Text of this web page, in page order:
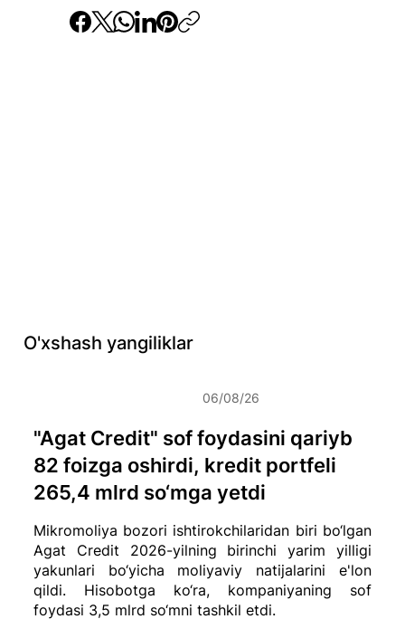
O'xshash yangiliklar
Mikromoliya bozori ishtirokchilaridan biri bo‘lgan
Agat Credit 2026-yilning birinchi yarim yilligi
yakunlari bo‘yicha moliyaviy natijalarini e'lon
qildi. Hisobotga ko‘ra, kompaniyaning sof
foydasi 3,5 mlrd so‘mni tashkil etdi.
"Agat Credit" sof foydasini qariyb
82 foizga oshirdi, kredit portfeli
265,4 mlrd so‘mga yetdi
06/08/26